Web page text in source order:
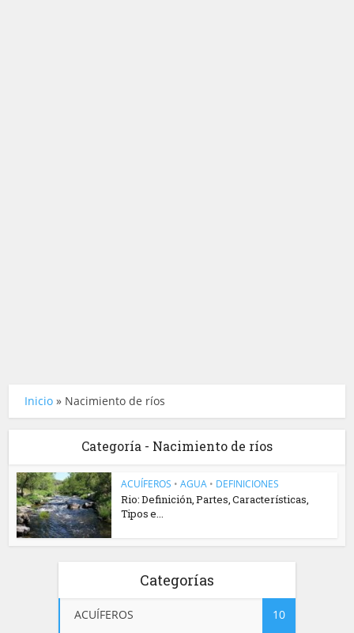
Inicio » Nacimiento de ríos
Categoría - Nacimiento de ríos
ACUÍFEROS • AGUA • DEFINICIONES
Rio: Definición, Partes, Características,
Tipos e...
Categorías
ACUÍFEROS 10